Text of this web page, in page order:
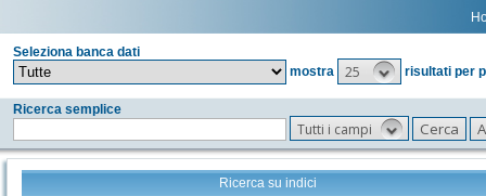
Seleziona banca dati
mostra
25 risultati per
Ricerca semplice
Tutti i campi
Ricerca su indici